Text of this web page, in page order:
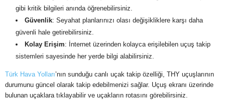
gibi kritik bilgileri anında öğrenebilirsiniz.
Güvenlik: Seyahat planlarınızı olası değişikliklere karşı daha
güvenli hale getirebilirsiniz.
Kolay Erişim: İnternet üzerinden kolayca erişilebilen uçuş takip
sistemleri sayesinde her yerde bilgi alabilirsiniz.
Türk Hava Yolları’nın sunduğu canlı uçak takip özelliği, THY uçuşlarının
durumunu güncel olarak takip edebilmenizi sağlar. Uçuş ekranı üzerinde
bulunan uçaklara tıklayabilir ve uçakların rotasını görebilirsiniz.